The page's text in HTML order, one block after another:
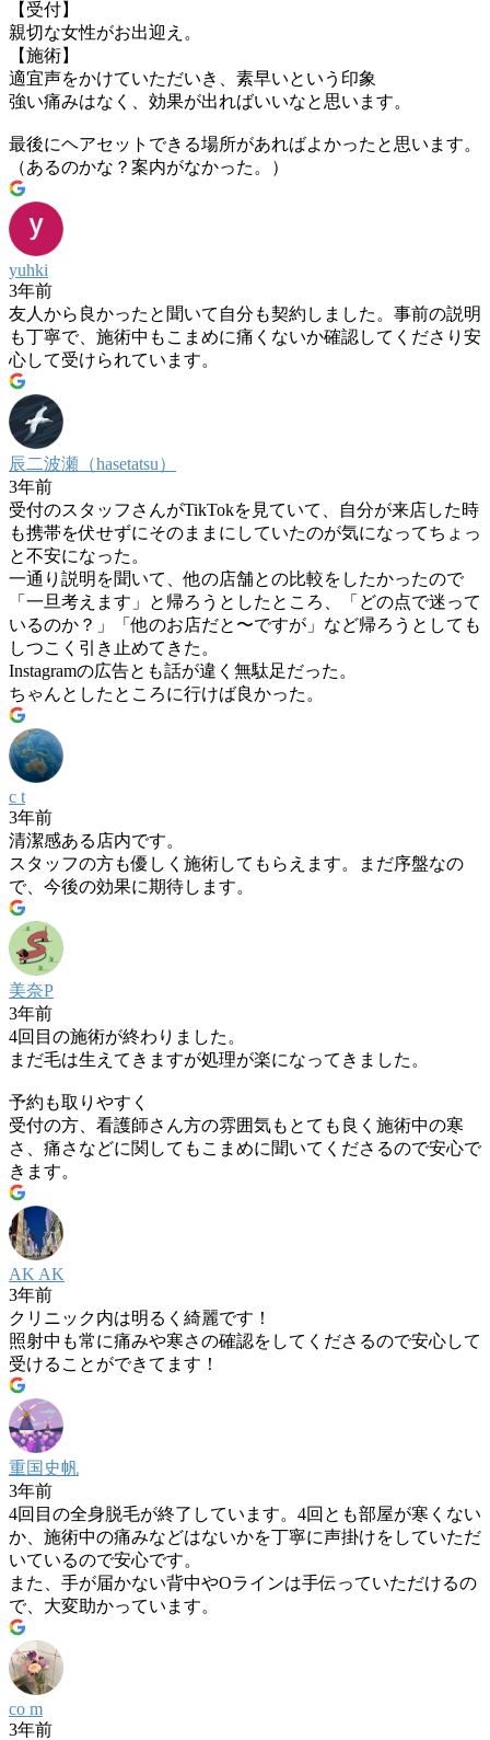
【受付】
親切な女性がお出迎え。
【施術】
適宜声をかけていただいき、素早いという印象
強い痛みはなく、効果が出ればいいなと思います。
最後にヘアセットできる場所があればよかったと思います。
（あるのかな？案内がなかった。）
yuhki
3年前
友人から良かったと聞いて自分も契約しました。事前の説明
も丁寧で、施術中もこまめに痛くないか確認してくださり安
心して受けられています。
辰二波瀬（hasetatsu）
3年前
受付のスタッフさんがTikTokを見ていて、自分が来店した時
も携帯を伏せずにそのままにしていたのが気になってちょっ
と不安になった。
一通り説明を聞いて、他の店舗との比較をしたかったので
「一旦考えます」と帰ろうとしたところ、「どの点で迷って
いるのか？」「他のお店だと〜ですが」など帰ろうとしても
しつこく引き止めてきた。
Instagramの広告とも話が違く無駄足だった。
ちゃんとしたところに行けば良かった。
c t
3年前
清潔感ある店内です。
スタッフの方も優しく施術してもらえます。まだ序盤なの
で、今後の効果に期待します。
美奈P
3年前
4回目の施術が終わりました。
まだ毛は生えてきますが処理が楽になってきました。
予約も取りやすく
受付の方、看護師さん方の雰囲気もとても良く施術中の寒
さ、痛さなどに関してもこまめに聞いてくださるので安心で
きます。
AK AK
3年前
クリニック内は明るく綺麗です！
照射中も常に痛みや寒さの確認をしてくださるので安心して
受けることができてます！
重国史帆
3年前
4回目の全身脱毛が終了しています。4回とも部屋が寒くない
か、施術中の痛みなどはないかを丁寧に声掛けをしていただ
いているので安心です。
また、手が届かない背中やOラインは手伝っていただけるの
で、大変助かっています。
co m
3年前